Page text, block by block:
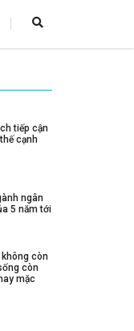
tiếp cận
cạnh
ngân
5 năm tới
không còn
còn
mặc